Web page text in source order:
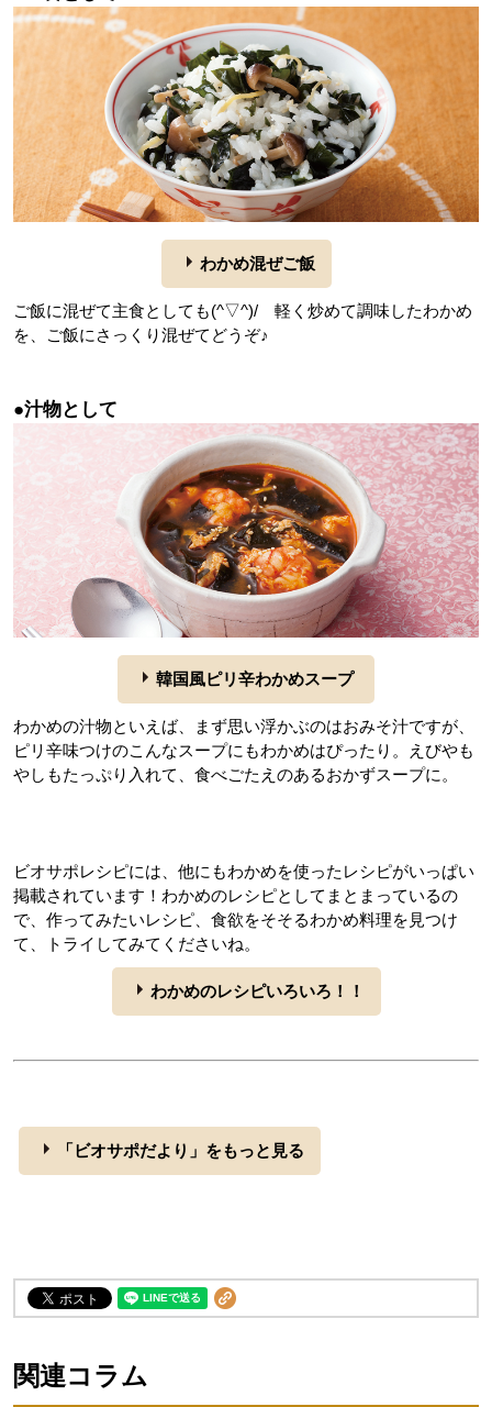
わかめ混ぜご飯
ご飯に混ぜて主食としても(^▽^)/ 軽く炒めて調味したわかめ
を、ご飯にさっくり混ぜてどうぞ♪
●汁物として
韓国風ピリ辛わかめスープ
わかめの汁物といえば、まず思い浮かぶのはおみそ汁ですが、
ピリ辛味つけのこんなスープにもわかめはぴったり。えびやも
やしもたっぷり入れて、食べごたえのあるおかずスープに。
ビオサポレシピには、他にもわかめを使ったレシピがいっぱい
掲載されています！わかめのレシピとしてまとまっているの
で、作ってみたいレシピ、食欲をそそるわかめ料理を見つけ
て、トライしてみてくださいね。
わかめのレシピいろいろ！！
「ビオサポだより」をもっと見る
関連コラム